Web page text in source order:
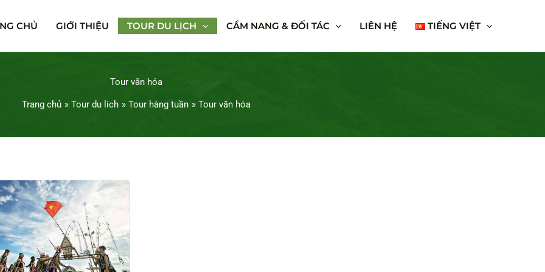
CHỦ GIỚI THIỆU TOUR DU LỊCH CẨM NANG & ĐỐI TÁC LIÊN HỆ TIẾNG VIỆT
Tour văn hóa
Trang chủ Tour du lich Tour hàng tuần Tour văn hóa